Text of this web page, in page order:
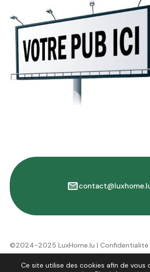
©2024-2025 LuxHome.lu |
d'utilisation
Ce site utilise des cookies afin de vous